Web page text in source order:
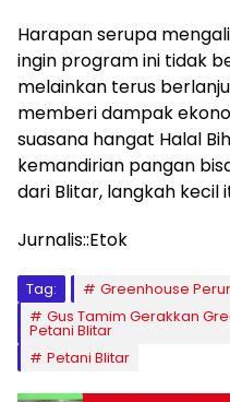
Harapan serupa
ingin program ini tidak
melainkan terus
memberi dampak
suasana hangat Halal
kemandirian pangan
dari Blitar, langkah kecil
Jurnalis::Etok
Tag:
Greenhouse
Gus Tamim Gerakkan
Petani Blitar
Petani Blitar